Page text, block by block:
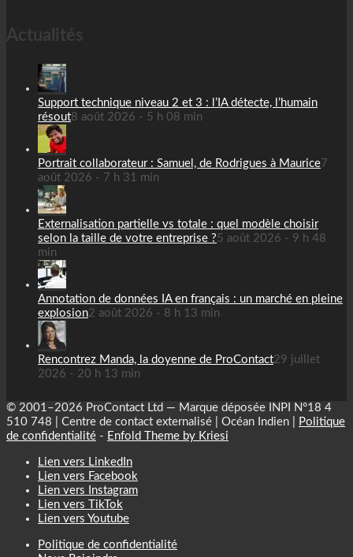
Actualités
Support technique niveau 2 et 3 : l’IA détecte, l’humain
résout8 août 2026 - 5 h 08 min
Portrait collaborateur : Samuel, de Rodrigues à Maurice7
août 2026 - 7 h 31 min
Externalisation partielle vs totale : quel modèle choisir
selon la taille de votre entreprise ?5 août 2026 - 9 h 48
min
Annotation de données IA en français : un marché en pleine
explosion2 août 2026 - 8 h 13 min
Rencontrez Manda, la doyenne de ProContact29 juillet
2026 - 20 h 13 min
© 2001–2026 ProContact Ltd — Marque déposée INPI N°18 4
510 748 | Centre de contact externalisé | Océan Indien |
Politique
de confidentialité - Enfold Theme by Kriesi
Lien vers LinkedIn
Lien vers Facebook
Lien vers Instagram
Lien vers TikTok
Lien vers Youtube
Politique de confidentialité